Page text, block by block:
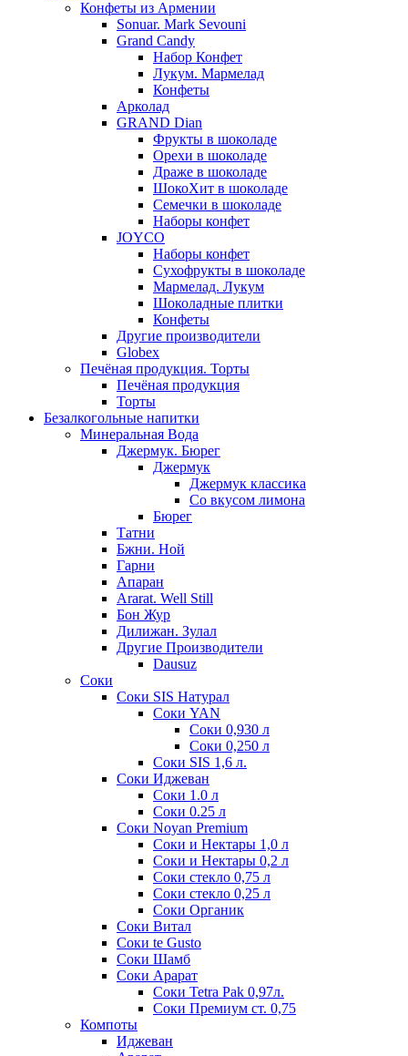
Конфеты из Армении
Sonuar. Mark Sevouni
Grand Candy
Набор Конфет
Лукум. Мармелад
Конфеты
Арколад
GRAND Dian
Фрукты в шоколаде
Орехи в шоколаде
Драже в шоколаде
ШокоХит в шоколаде
Семечки в шоколаде
Наборы конфет
JOYCO
Наборы конфет
Сухофрукты в шоколаде
Мармелад. Лукум
Шоколадные плитки
Конфеты
Другие производители
Globex
Печёная продукция. Торты
Печёная продукция
Торты
Безалкогольные напитки
Минеральная Вода
Джермук. Бюрег
Джермук
Джермук классика
Со вкусом лимона
Бюрег
Татни
Бжни. Ной
Гарни
Апаран
Ararat. Well Still
Бон Жур
Дилижан. Зулал
Другие Производители
Dausuz
Соки
Соки SIS Натурал
Соки YAN
Соки 0,930 л
Соки 0,250 л
Соки SIS 1,6 л.
Соки Иджеван
Соки 1.0 л
Соки 0.25 л
Соки Noyan Premium
Соки и Нектары 1,0 л
Соки и Нектары 0,2 л
Соки стекло 0,75 л
Соки стекло 0,25 л
Соки Органик
Соки Витал
Соки te Gusto
Соки Шамб
Соки Арарат
Соки Tetra Pak 0,97л.
Соки Премиум ст. 0,75
Компоты
Иджеван